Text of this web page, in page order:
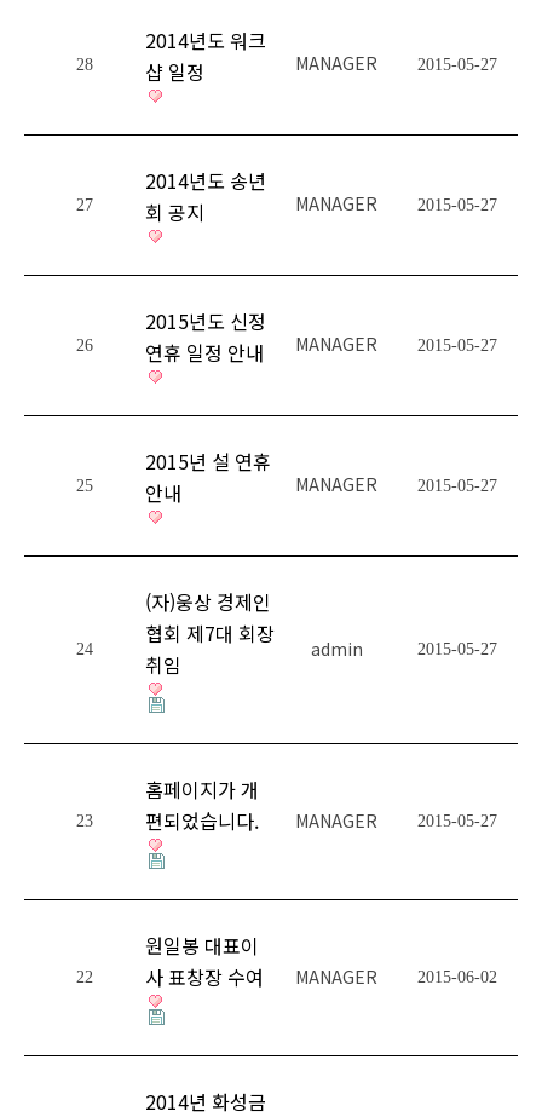
28
2014년도 워크
샵 일정
MANAGER 2015-05-27
27
2014년도 송년
회 공지
MANAGER 2015-05-27
26
2015년도 신정
연휴 일정 안내
MANAGER 2015-05-27
25
2015년 설 연휴
안내
MANAGER 2015-05-27
24
(자)웅상 경제인
협회 제7대 회장
취임
admin 2015-05-27
23
홈페이지가 개
편되었습니다.
MANAGER 2015-05-27
22
원일봉 대표이
사 표창장 수여
MANAGER 2015-06-02
2014년 화성금